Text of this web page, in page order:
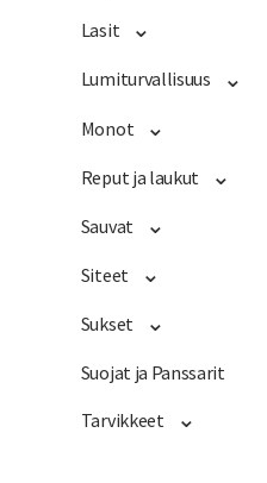
Lasit
Lumiturvallisuus
Monot
Reput ja laukut
Sauvat
Siteet
Sukset
Suojat ja Panssarit
Tarvikkeet